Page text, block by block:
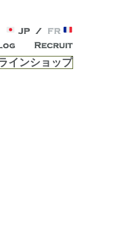
をトー
を追求し、未来の
インショップ